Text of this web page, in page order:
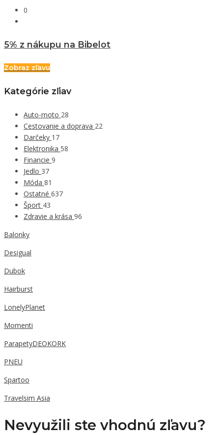
0
5% z nákupu na Bibelot
Zobraz zľavu
Kategórie zľiav
Auto-moto 28
Cestovanie a doprava 22
Darčeky 17
Elektronika 58
Financie 9
Jedlo 37
Móda 81
Ostatné 637
Šport 43
Zdravie a krása 96
Balonky
Desigual
Dubok
Hairburst
LonelyPlanet
Momenti
ParapetyDEOKORK
PNEU
Spartoo
Travelsim Asia
Nevyužili ste vhodnú zľavu?